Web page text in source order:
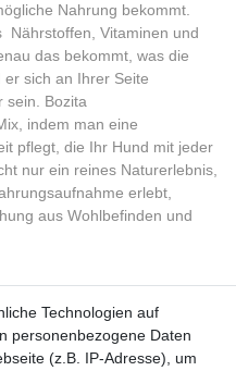
Nahrung bekommt.
Nährstoffen, Vitaminen und
das bekommt, was die
sich an Ihrer Seite
sein. Bozita
indem man eine
pflegt, die Ihr Hund mit jeder
nur ein reines Naturerlebnis,
erlebt,
aus Wohlbefinden und
Technologien auf
personenbezogene Daten
(z.B. IP-Adresse), um
Technologien auf
personenbezogene Daten
(z.B. IP-Adresse), um